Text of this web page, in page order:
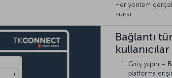
Her yöntem
sunar.
Bağlantı
Giriş yapın –
platforma